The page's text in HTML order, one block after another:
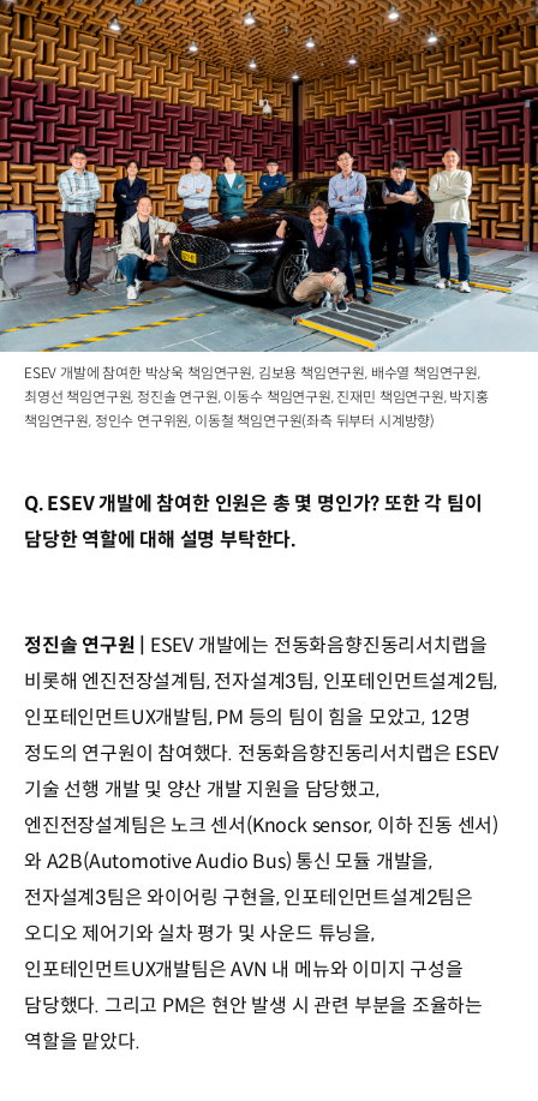
ESEV 개발에 참여한 박상욱 책임연구원, 김보용 책임연구원, 배수열 책임연구원,
최영선 책임연구원, 정진솔 연구원, 이동수 책임연구원, 진재민 책임연구원, 박지홍
책임연구원, 정인수 연구위원, 이동철 책임연구원(좌측 뒤부터 시계방향)
Q. ESEV 개발에 참여한 인원은 총 몇 명인가? 또한 각 팀이
담당한 역할에 대해 설명 부탁한다.
정진솔 연구원 |
ESEV 개발에는 전동화음향진동리서치랩을
비롯해 엔진전장설계팀, 전자설계3팀, 인포테인먼트설계2팀,
인포테인먼트UX개발팀, PM 등의 팀이 힘을 모았고, 12명
정도의 연구원이 참여했다. 전동화음향진동리서치랩은 ESEV
기술 선행 개발 및 양산 개발 지원을 담당했고,
엔진전장설계팀은 노크 센서(Knock sensor, 이하 진동 센서)
와 A2B(Automotive Audio Bus) 통신 모듈 개발을,
전자설계3팀은 와이어링 구현을, 인포테인먼트설계2팀은
오디오 제어기와 실차 평가 및 사운드 튜닝을,
인포테인먼트UX개발팀은 AVN 내 메뉴와 이미지 구성을
담당했다. 그리고 PM은 현안 발생 시 관련 부분을 조율하는
역할을 맡았다.